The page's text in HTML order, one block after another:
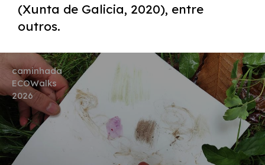
(Xunta de Galicia, 2020), entre
outros.
caminhada
ECOWalks
2026